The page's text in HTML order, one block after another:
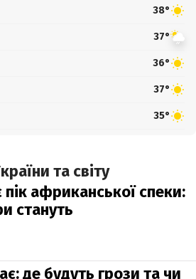
38°
37°
36°
37°
35°
та світу
пік африканської спеки:
стануть
де будуть грози та чи